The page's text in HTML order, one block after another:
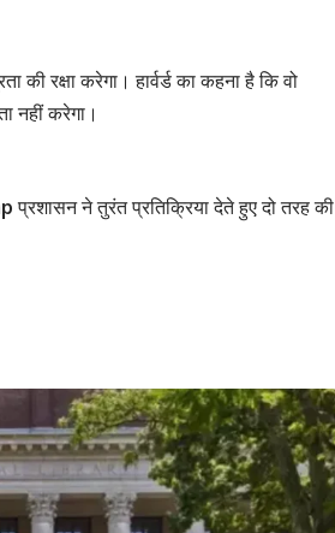
की रक्षा करेगा। हार्वर्ड का कहना है कि वो
नहीं करेगा।
प्रशासन ने तुरंत प्रतिक्रिया देते हुए दो तरह की